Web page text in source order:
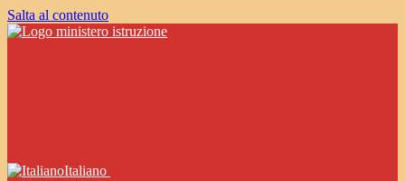
Salta al contenuto
Italiano